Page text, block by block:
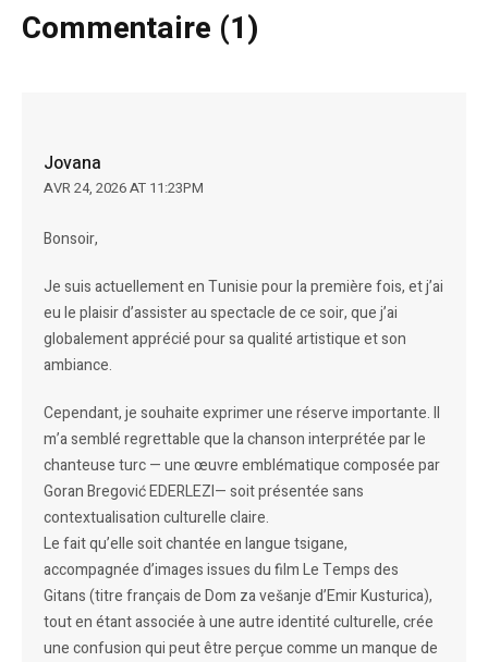
Commentaire (1)
Jovana
AVR 24, 2026 AT 11:23PM
Bonsoir,
Je suis actuellement en Tunisie pour la première fois, et j’ai
eu le plaisir d’assister au spectacle de ce soir, que j’ai
globalement apprécié pour sa qualité artistique et son
ambiance.
Cependant, je souhaite exprimer une réserve importante. Il
m’a semblé regrettable que la chanson interprétée par le
chanteuse turc — une œuvre emblématique composée par
Goran Bregović EDERLEZI— soit présentée sans
contextualisation culturelle claire.
Le fait qu’elle soit chantée en langue tsigane,
accompagnée d’images issues du film Le Temps des
Gitans (titre français de Dom za vešanje d’Emir Kusturica),
tout en étant associée à une autre identité culturelle, crée
une confusion qui peut être perçue comme un manque de